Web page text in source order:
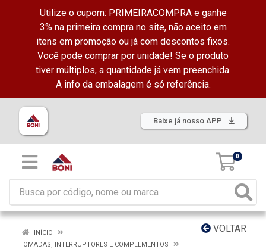
Utilize o cupom: PRIMEIRACOMPRA e ganhe
3% na primeira compra no site, não aceito em
itens em promoção ou já com descontos fixos.
Você pode comprar por unidade! Se o produto
tiver múltiplos, a quantidade já vem preenchida.
A info da embalagem é só referência.
Baixe já nosso APP
0
VOLTAR
INÍCIO
TOMADAS, INTERRUPTORES E COMPLEMENTOS